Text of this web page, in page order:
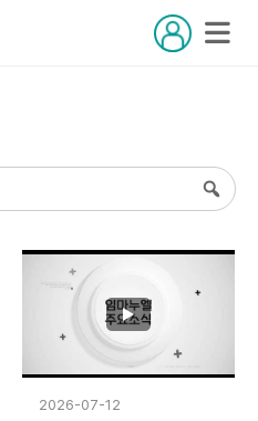
2026-07-12